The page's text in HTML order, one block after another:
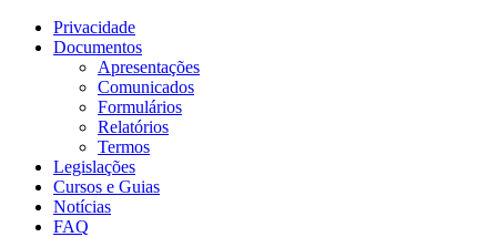
Privacidade
Documentos
Apresentações
Comunicados
Formulários
Relatórios
Termos
Legislações
Cursos e Guias
Notícias
FAQ